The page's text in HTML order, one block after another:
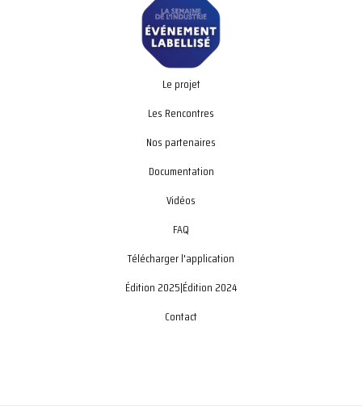
Le projet
Les Rencontres
Nos partenaires
Documentation
Vidéos
FAQ
Télécharger l'application
Édition 2025|Édition 2024
Contact